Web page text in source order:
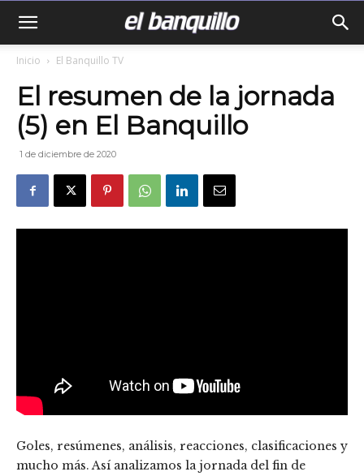
Inicio El Banquillo TV
El resumen de la jornada
(5) en El Banquillo
1 de diciembre de 2020
Goles, resúmenes, análisis, reacciones, clasificaciones y
mucho más. Así analizamos la jornada del fin de